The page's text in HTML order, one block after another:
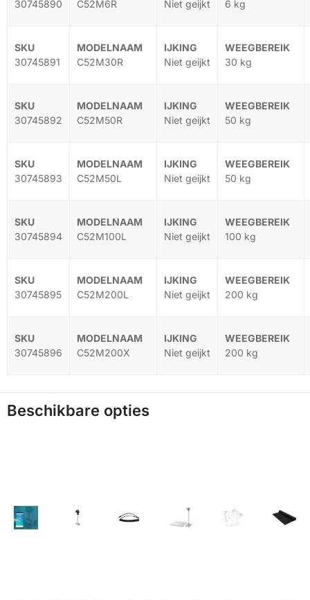
30745890 C52M6R Niet geijkt 6 kg
30745891 C52M30R Niet geijkt 30 kg
30745892 C52M50R Niet geijkt 50 kg
30745893 C52M50L Niet geijkt 50 kg
30745894 C52M100L Niet geijkt 100 kg
30745895 C52M200L Niet geijkt 200 kg
30745896 C52M200X Niet geijkt 200 kg
Beschikbare opties